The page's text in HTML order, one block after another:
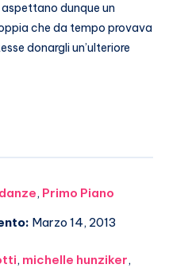
aspettano dunque un
che da tempo provava
donargli un’ulteriore
, Primo Piano
Marzo 14, 2013
, michelle hunziker,